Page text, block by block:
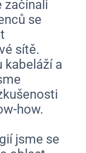
začínali
se
sítě.
kabeláží a
how.
jsme se